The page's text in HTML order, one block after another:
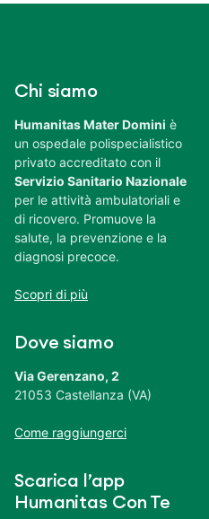
Chi siamo
Humanitas Mater Domini è
un ospedale polispecialistico
privato accreditato con il
Servizio Sanitario Nazionale
per le attività ambulatoriali e
di ricovero. Promuove la
salute, la prevenzione e la
diagnosi precoce.
Scopri di più
Dove siamo
Via Gerenzano, 2
21053 Castellanza (VA)
Come raggiungerci
Scarica l’app
Humanitas Con Te